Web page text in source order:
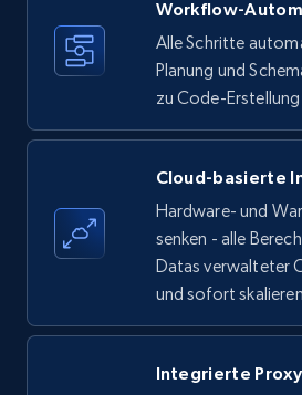
35.2K+ 5.7K+
Amazon products - find
upc numbers
Title, Seller name, Brand,
price, Currency, Availability,
Workflow-
Alle Schritte
Planung und
zu Code-
Cloud-basierte
Hardware- und
senken - alle
Datas verwalteter
und sofort
Integrierte